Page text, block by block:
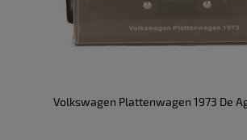
Volkswagen Plattenwagen 1973 De